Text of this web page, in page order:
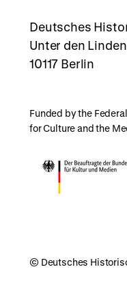
Deutsches
Unter den
10117 Berlin
Funded by the
for Culture and the
© Deutsches